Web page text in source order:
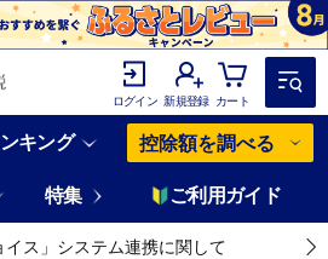
ログイン 新規登録 カート
キング 控除額を調べる
特集 ご利用ガイド
イス」システム連携に関して